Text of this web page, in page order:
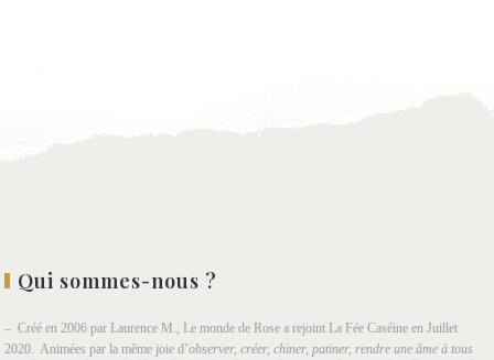
Qui sommes-nous ?
– Créé en 2006 par Laurence M., Le monde de Rose a rejoint La Fée Caséine en Juillet
2020. Animées par la même joie d’observer, créer, chiner, patiner, rendre une âme à tous